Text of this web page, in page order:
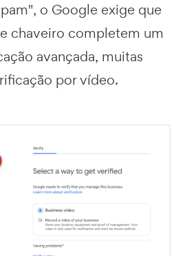
o Google exige que
chaveiro completem um
avançada, muitas
por vídeo.